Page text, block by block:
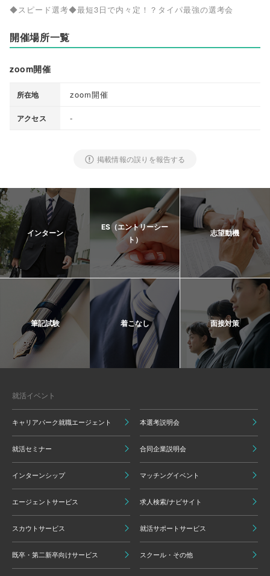
◆スピード選考◆最短3日で内々定！？タイパ最強の選考会
開催場所一覧
zoom開催
所在地 zoom開催
アクセス -
掲載情報の誤りを報告する
インターン
ES（エントリーシー
ト）
志望動機
筆記試験 着こなし 面接対策
就活イベント
キャリアパーク就職エージェント 本選考説明会
就活セミナー 合同企業説明会
インターンシップ マッチングイベント
エージェントサービス 求人検索/ナビサイト
スカウトサービス 就活サポートサービス
既卒・第二新卒向けサービス スクール・その他